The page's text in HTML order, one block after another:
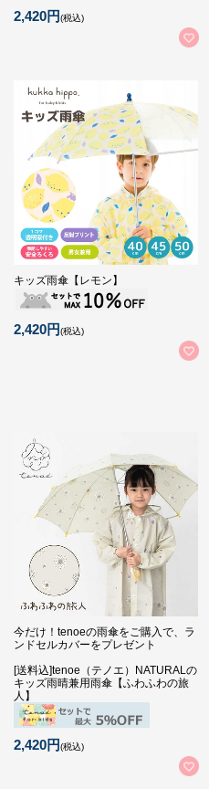
2,420円(税込)
キッズ雨傘【レモン】
2,420円(税込)
今だけ！tenoeの雨傘をご購入で、ラ
ンドセルカバーをプレゼント
[送料込]tenoe（テノエ）NATURALの
キッズ雨晴兼用雨傘【ふわふわの旅
人】
2,420円(税込)